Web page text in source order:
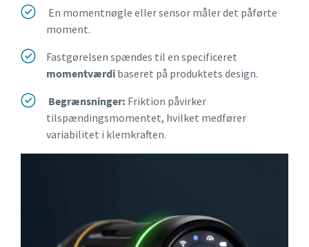
En momentnøgle eller sensor måler det påførte
moment.
Fastgørelsen spændes til en specificeret
momentværdi baseret på produktets design.
Begrænsninger: Friktion påvirker
tilspændingsmomentet, hvilket medfører
variabilitet i klemkraften.